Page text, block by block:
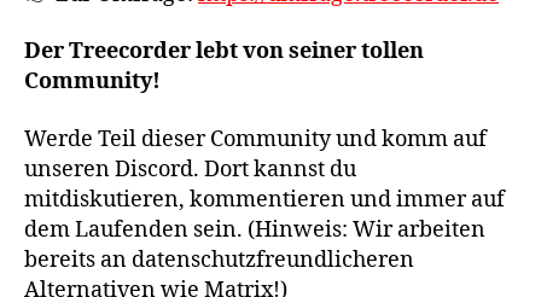
Der Treecorder lebt von seiner tollen
Community!
Werde Teil dieser Community und komm auf
unseren Discord. Dort kannst du
mitdiskutieren, kommentieren und immer auf
dem Laufenden sein. (Hinweis: Wir arbeiten
bereits an datenschutzfreundlicheren
Alternativen wie Matrix!)